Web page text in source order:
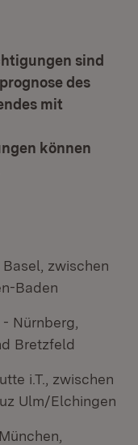
sind
des
mit
können
zwischen
Baden
Nürnberg,
Bretzfeld
i.T., zwischen
Ulm/Elchingen